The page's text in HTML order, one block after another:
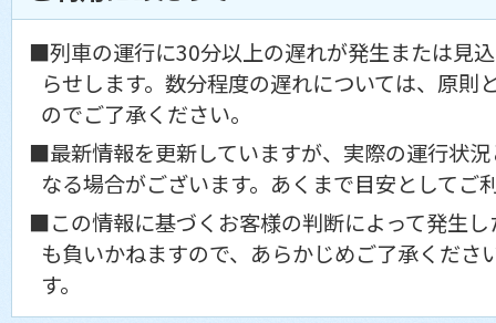
■列車の運行に30分以上の遅れが発生または見
らせします。数分程度の遅れについては、原則
のでご了承ください。
■最新情報を更新していますが、実際の運行状
なる場合がございます。あくまで目安としてご
■この情報に基づくお客様の判断によって発生
も負いかねますので、あらかじめご了承くださ
す。